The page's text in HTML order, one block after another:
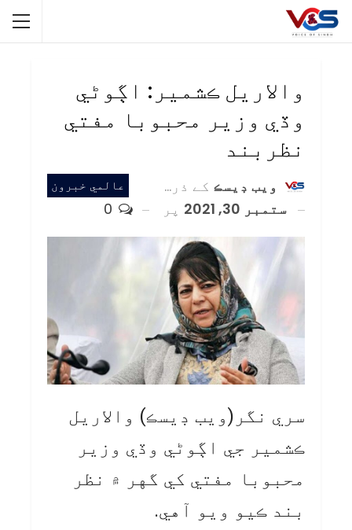
والاريل ڪشمير: اڳوڻي
وڏي وزير محبوبا مفتي
نظربند
عالمي خبرون ويب ڊيسڪ کے ذریعہ
ستمبر 30, 2021
پر
سري نگر(ويب ڊيسڪ) والاريل
ڪشمير جي اڳوڻي وڏي وزير
محبوبا مفتي کي گهر ۾ نظر
بند ڪيو ويو آهي.